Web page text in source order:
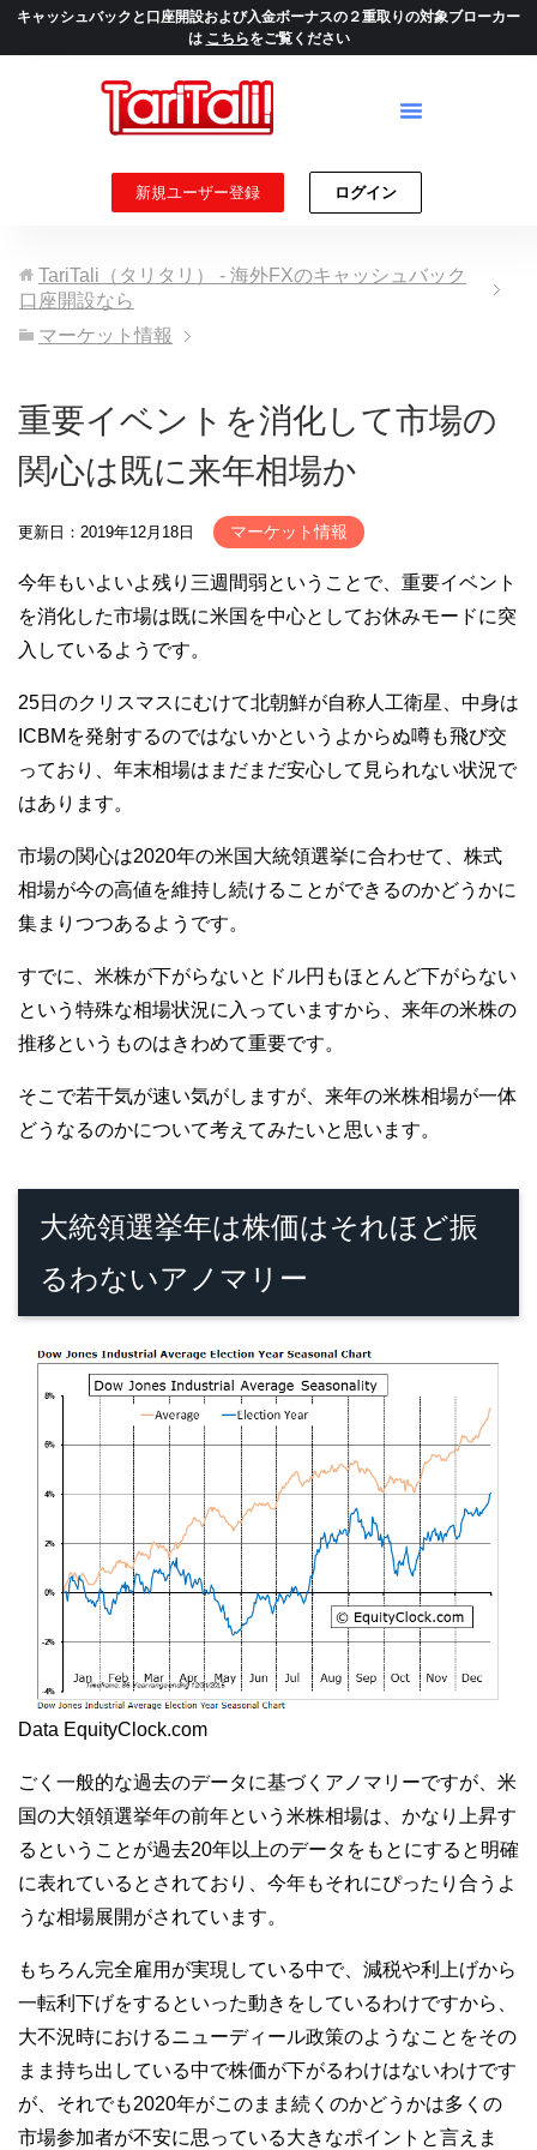
キャッシュバックと口座開設および入金ボーナスの２重取りの対象ブローカー
は こちらをご覧ください
新規ユーザー登録 ログイン
TariTali（タリタリ） - 海外FXのキャッシュバック
口座開設なら
マーケット情報
重要イベントを消化して市場の
関心は既に来年相場か
更新日：2019年12月18日 マーケット情報
今年もいよいよ残り三週間弱ということで、重要イベント
を消化した市場は既に米国を中心としてお休みモードに突
入しているようです。
25日のクリスマスにむけて北朝鮮が自称人工衛星、中身は
ICBMを発射するのではないかというよからぬ噂も飛び交
っており、年末相場はまだまだ安心して見られない状況で
はあります。
市場の関心は2020年の米国大統領選挙に合わせて、株式
相場が今の高値を維持し続けることができるのかどうかに
集まりつつあるようです。
すでに、米株が下がらないとドル円もほとんど下がらない
という特殊な相場状況に入っていますから、来年の米株の
推移というものはきわめて重要です。
そこで若干気が速い気がしますが、来年の米株相場が一体
どうなるのかについて考えてみたいと思います。
大統領選挙年は株価はそれほど振
るわないアノマリー
Data EquityClock.com
ごく一般的な過去のデータに基づくアノマリーですが、米
国の大領領選挙年の前年という米株相場は、かなり上昇す
るということが過去20年以上のデータをもとにすると明確
に表れているとされており、今年もそれにぴったり合うよ
うな相場展開がされています。
もちろん完全雇用が実現している中で、減税や利上げから
一転利下げをするといった動きをしているわけですから、
大不況時におけるニューディール政策のようなことをその
まま持ち出している中で株価が下がるわけはないわけです
が、それでも2020年がこのまま続くのかどうかは多くの
市場参加者が不安に思っている大きなポイントと言えま